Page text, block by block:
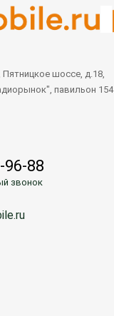
Пятницкое шоссе, д.18,
павильон 154
96-88
звонок